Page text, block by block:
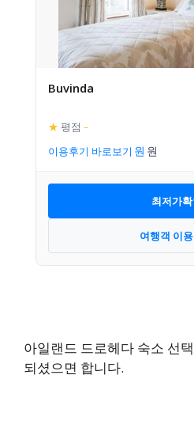
Buvinda
★ 평점 –
이용후기 바로보기
최저가
여행객 이
아일랜드 드로헤다 숙소 선
되셨으면 합니다.